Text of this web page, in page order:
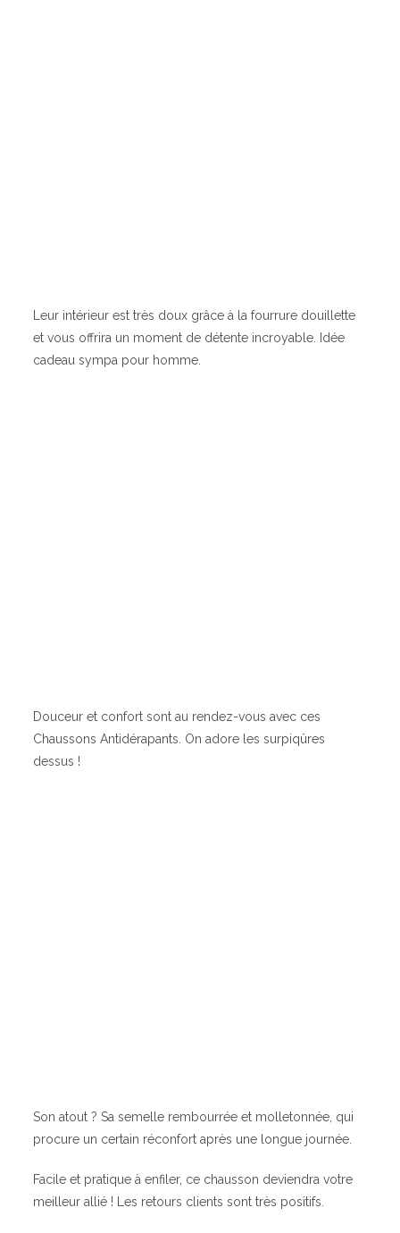
Leur intérieur est très doux grâce à la fourrure douillette
et vous offrira un moment de détente incroyable. Idée
cadeau sympa pour homme.
Douceur et confort sont au rendez-vous avec ces
Chaussons Antidérapants. On adore les surpiqûres
dessus !
Son atout ? Sa semelle rembourrée et molletonnée, qui
procure un certain réconfort après une longue journée.
Facile et pratique à enfiler, ce chausson deviendra votre
meilleur allié ! Les retours clients sont très positifs.